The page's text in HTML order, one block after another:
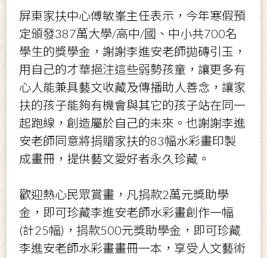
屏東家扶中心傅敏峯主任表示，今年寒假預
定頒發387萬大學/高中/國、中小共700名
學生的獎學金，謝謝李進安老師拋磚引玉，
用自己的才華挹注這些弱勢孩童，讓更多有
心人能兼具藝文收藏及傳播助人善念，讓家
扶的孩子能夠有機會與其它的孩子站在同一
起跑線，創造屬於自己的未來。也謝謝李進
安老師同意將捐贈家扶的83幅水彩畫印製
成畫冊，提供藝文愛好者永久珍藏。
歡迎熱心民眾賞畫，凡捐款2萬元獎助學
金，即可珍藏李進安老師水彩畫創作一幅
(計25幅)，捐款500元獎助學金，即可珍藏
李進安老師水彩畫畫冊一本，享受人文藝術